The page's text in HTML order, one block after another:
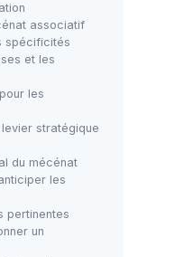
associatif
spécificités
et les
les
stratégique
du mécénat
les
pertinentes
un